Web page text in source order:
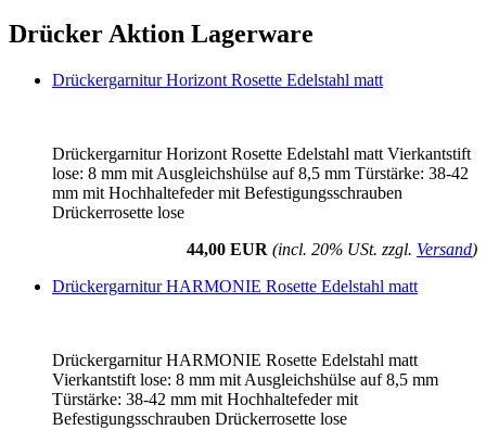
Drücker Aktion Lagerware
Drückergarnitur Horizont Rosette Edelstahl matt
Drückergarnitur Horizont Rosette Edelstahl matt Vierkantstift
lose: 8 mm mit Ausgleichshülse auf 8,5 mm Türstärke: 38-42
mm mit Hochhaltefeder mit Befestigungsschrauben
Drückerrosette lose
44,00 EUR (incl. 20% USt. zzgl. Versand)
Drückergarnitur HARMONIE Rosette Edelstahl matt
Drückergarnitur HARMONIE Rosette Edelstahl matt
Vierkantstift lose: 8 mm mit Ausgleichshülse auf 8,5 mm
Türstärke: 38-42 mm mit Hochhaltefeder mit
Befestigungsschrauben Drückerrosette lose